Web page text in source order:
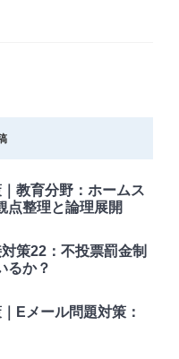
教育分野：ホームス
点整理と論理展開
策22：不投票罰金制
るか？
Eメール問題対策：